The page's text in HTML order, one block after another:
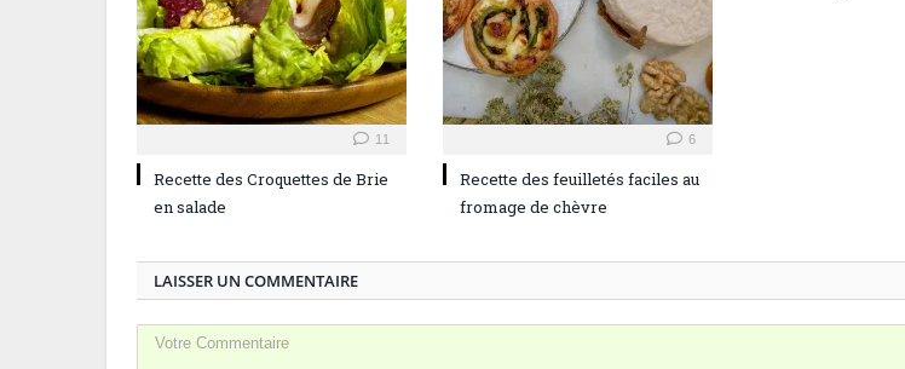
11
Recette des Croquettes de Brie
en salade
6
Recette des feuilletés faciles au
fromage de chèvre
LAISSER UN COMMENTAIRE